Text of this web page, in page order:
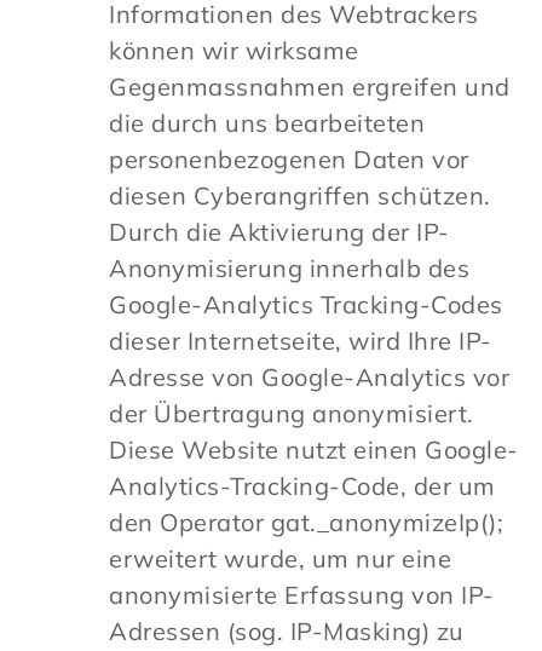
Informationen des Webtrackers
können wir wirksame
Gegenmassnahmen ergreifen und
die durch uns bearbeiteten
personenbezogenen Daten vor
diesen Cyberangriffen schützen.
Durch die Aktivierung der IP-
Anonymisierung innerhalb des
Google-Analytics Tracking-Codes
dieser Internetseite, wird Ihre IP-
Adresse von Google-Analytics vor
der Übertragung anonymisiert.
Diese Website nutzt einen Google-
Analytics-Tracking-Code, der um
den Operator gat._anonymizeIp();
erweitert wurde, um nur eine
anonymisierte Erfassung von IP-
Adressen (sog. IP-Masking) zu